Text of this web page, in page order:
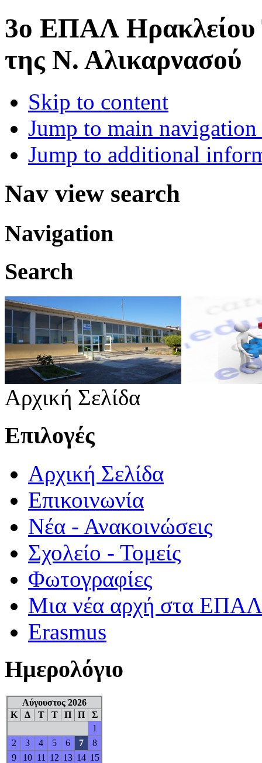
3o ΕΠΑΛ Ηρακλείου
της Ν. Αλικαρνασού
Skip to content
Jump to main
Jump to additional
Nav view search
Navigation
Search
Αρχική Σελίδα
Επιλογές
Αρχική Σελίδα
Επικοινωνία
Νέα - Ανακοινώσεις
Σχολείο - Τομείς
Φωτογραφίες
Μια νέα αρχή στα
Erasmus
Ημερολόγιο
Αύγουστος 2026
Κ
Δ Τ Τ Π Π
Σ
1
2
3 4 5 6 7
8
9
10 11 12 13 14 15